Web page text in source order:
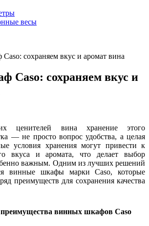
весы
сохраняем вкус и аромат вина
Caso: сохраняем вкус и
ценителей вина хранение этого
— не просто вопрос удобства, а целая
условия хранения могут привести к
вкуса и аромата, что делает выбор
важным. Одним из лучших решений
винные шкафы марки Caso, которые
преимуществ для сохранения качества
винных шкафов Caso